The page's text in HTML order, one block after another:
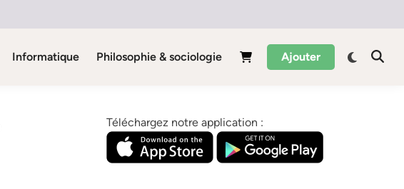
Informatique Philosophie & sociologie Ajouter
Téléchargez notre application :